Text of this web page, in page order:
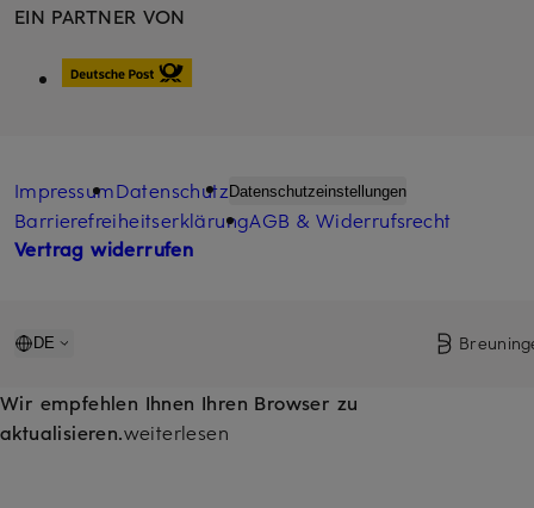
EIN PARTNER VON
ImpressumDatenschutzDatenschutzeinstellungen
BarrierefreiheitserklärungAGB & Widerrufsrecht
Vertrag widerrufen
DE
Wir empfehlen Ihnen Ihren Browser zu
aktualisieren.weiterlesen